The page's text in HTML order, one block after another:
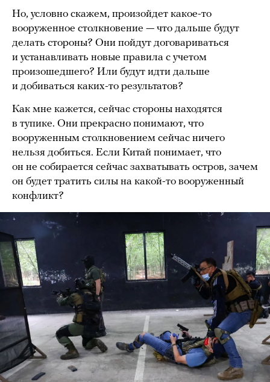
Но, условно скажем, произойдет какое-то
вооруженное столкновение — что дальше будут
делать стороны? Они пойдут договариваться
и устанавливать новые правила с учетом
произошедшего? Или будут идти дальше
и добиваться каких-то результатов?
Как мне кажется, сейчас стороны находятся
в тупике. Они прекрасно понимают, что
вооруженным столкновением сейчас ничего
нельзя добиться. Если Китай понимает, что
он не собирается сейчас захватывать остров, зачем
он будет тратить силы на какой-то вооруженный
конфликт?